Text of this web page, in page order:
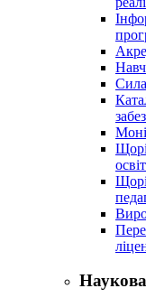
Наукова